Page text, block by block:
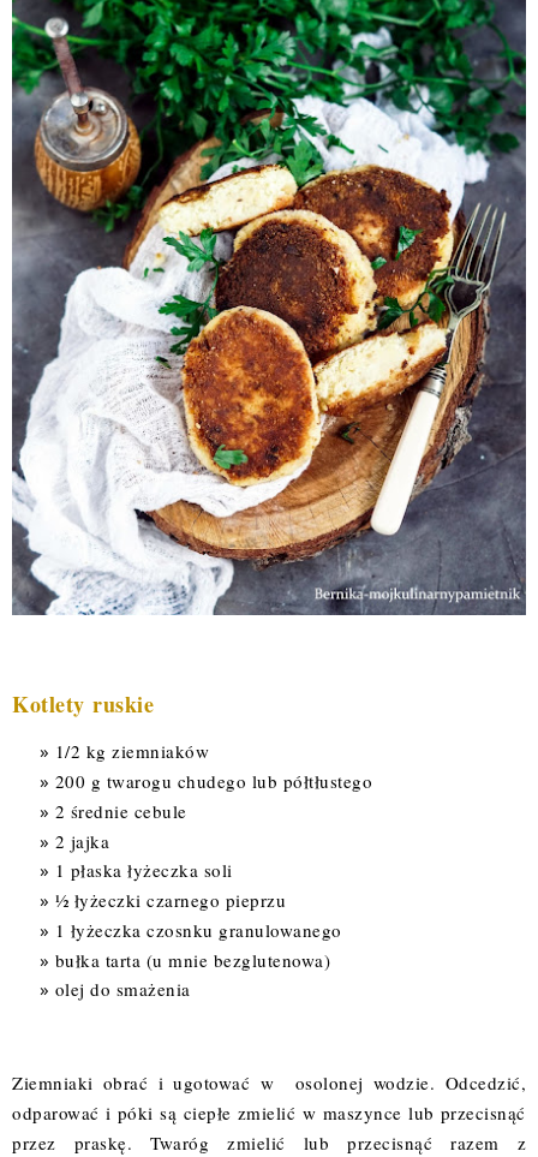
Kotlety ruskie
1/2 kg ziemniaków
200 g twarogu chudego lub półtłustego
2 średnie cebule
2 jajka
1 płaska łyżeczka soli
½ łyżeczki czarnego pieprzu
1 łyżeczka czosnku granulowanego
bułka tarta (u mnie bezglutenowa)
olej do smażenia
Ziemniaki obrać i ugotować w osolonej wodzie. Odcedzić,
odparować i póki są ciepłe zmielić w maszynce lub przecisnąć
przez praskę. Twaróg zmielić lub przecisnąć razem z